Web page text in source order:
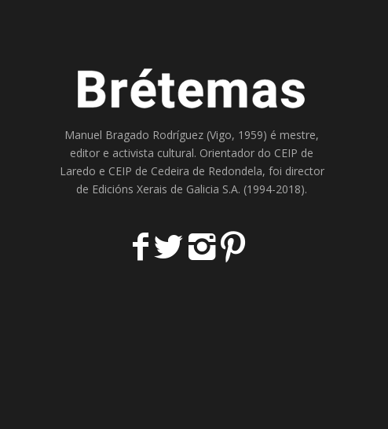
Manuel Bragado Rodríguez (Vigo, 1959) é mestre,
editor e activista cultural. Orientador do CEIP de
Laredo e CEIP de Cedeira de Redondela, foi director
de Edicións Xerais de Galicia S.A. (1994-2018).